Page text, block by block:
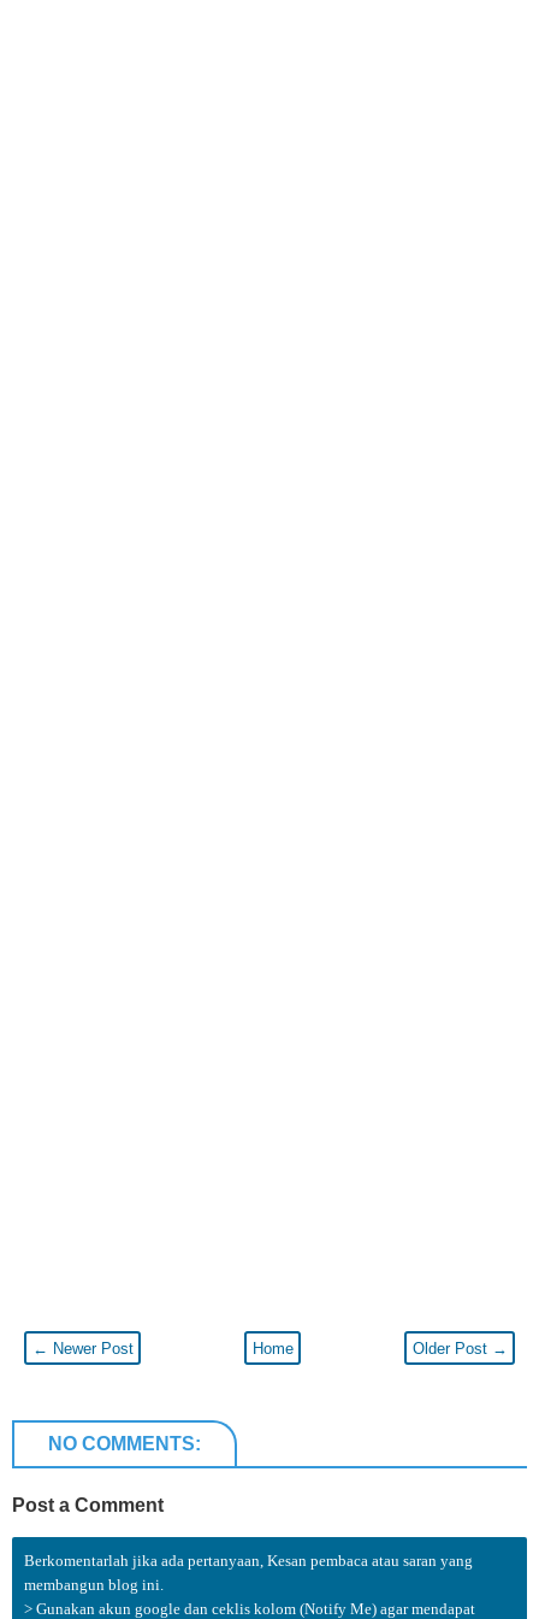
← Newer Post Older Post →
Home
NO COMMENTS:
Post a Comment
Berkomentarlah jika ada pertanyaan, Kesan pembaca atau saran yang
membangun blog ini.
> Gunakan akun google dan ceklis kolom (Notify Me) agar mendapat